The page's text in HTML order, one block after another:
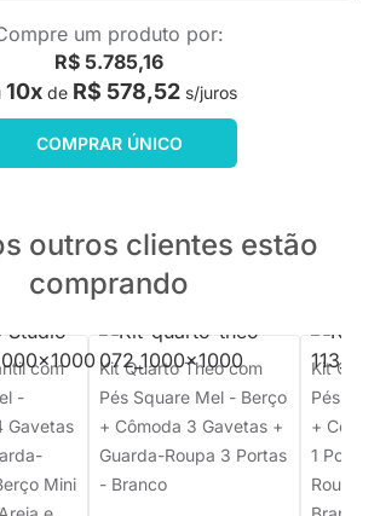
um produto por:
R$ 5.785,16
10xde R$ 578,52s/juros
COMPRAR ÚNICO
outros clientes estão
comprando
com
-
Gavetas
Mini
Kit Quarto Theo com
Pés Square Mel - Berço
+ Cômoda 3 Gavetas +
Guarda-Roupa 3 Portas
- Branco
Kit
Pés
+
1 Porta
Roupa